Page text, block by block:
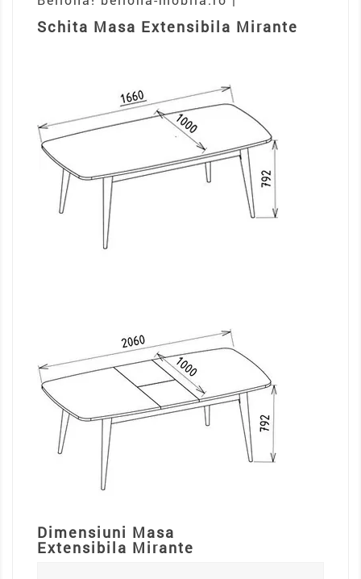
Schita Masa Extensibila Mirante
Dimensiuni Masa
Extensibila Mirante